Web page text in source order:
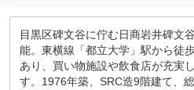
目黒区碑文谷に佇む日商岩井碑文
能。東横線「都立大学」駅から徒
あり、買い物施設や飲食店が充実
す。1976年築、SRC造9階建て、